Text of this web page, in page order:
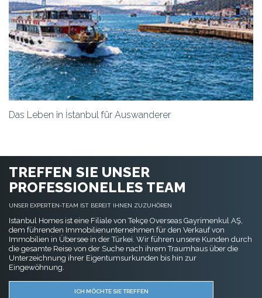
Das Leben in İstanbul für Auswanderer
TREFFEN SIE UNSER
PROFESSIONELLES TEAM
UNSER EXPERTEN-TEAM IST BEREIT IHNEN ZUZUHÖREN
Istanbul Homes ist eine Filiale von Tekçe Overseas Gayrimenkul AŞ,
dem führenden Immobilienunternehmen für den Verkauf von
Immobilien in Übersee in der Türkei. Wir führen unsere Kunden durch
die gesamte Reise von der Suche nach ihrem Traumhaus über die
Unterzeichnung ihrer Eigentumsurkunden bis hin zur
Eingewöhnung.
ICH MÖCHTE SIE TREFFEN